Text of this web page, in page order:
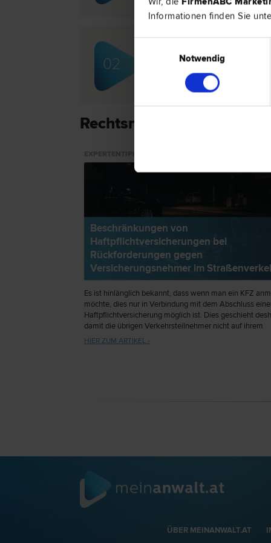
Informationen finden Sie
Notwendig
02
Mag. Martin KAUFMANN
Rechtsnews &
Beschränkungen von
Haftpflichtversicherungen bei
Rückforderungen gegen
Versicherungsnehmer im
Es ist hinlänglich bekannt, dass wenn man ein KFZ
möchte, dies nur in Verbindung mit dem Abschluss
Haftpflichtversicherung möglich ist. Dies geschieht
damit die übrigen Verkehrsteilnehmer nicht auf ihrem
Schaden „sitzen bleiben“, wenn ihnen ein anderer –
HIER ZUM ARTIKEL ›
ÜBER MEINANWALT.AT